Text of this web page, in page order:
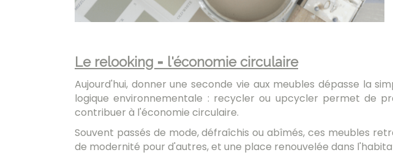
Le relooking = l'économie circulaire
Aujourd'hui, donner une seconde vie aux meubles dépasse la
logique environnementale : recycler ou upcycler permet de
contribuer à l'économie circulaire.
Souvent passés de mode, défraîchis ou abîmés, ces meubles
de modernité pour d'autres, et une place renouvelée dans